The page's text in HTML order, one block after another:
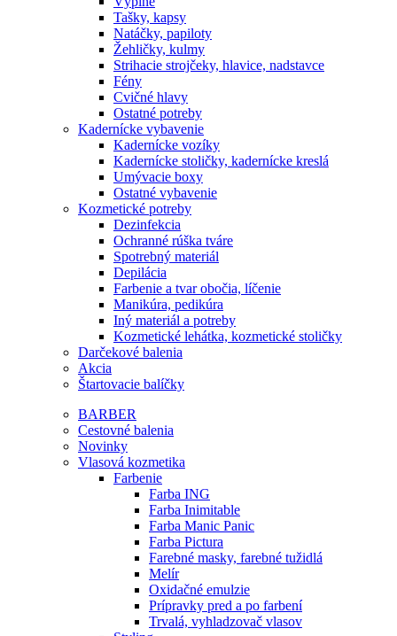
Tašky, kapsy
Natáčky, papiloty
Žehličky, kulmy
Strihacie strojčeky, hlavice, nadstavce
Fény
Cvičné hlavy
Ostatné potreby
Kadernícke vybavenie
Kadernícke vozíky
Kadernícke stoličky, kadernícke kreslá
Umývacie boxy
Ostatné vybavenie
Kozmetické potreby
Dezinfekcia
Ochranné rúška tváre
Spotrebný materiál
Depilácia
Farbenie a tvar obočia, líčenie
Manikúra, pedikúra
Iný materiál a potreby
Kozmetické lehátka, kozmetické stoličky
Darčekové balenia
Akcia
Štartovacie balíčky
BARBER
Cestovné balenia
Novinky
Vlasová kozmetika
Farbenie
Farba ING
Farba Inimitable
Farba Manic Panic
Farba Pictura
Farebné masky, farebné tužidlá
Melír
Oxidačné emulzie
Prípravky pred a po farbení
Trvalá, vyhladzovač vlasov